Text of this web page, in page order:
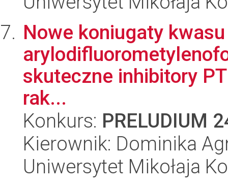
Nowe koniugaty kwasu
skuteczne inhibitory
rak...
Konkurs: PRELUDIUM
Kierownik: Dominika
Uniwersytet Mikołaja